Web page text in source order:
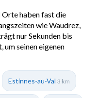
Orte haben fast die
wie Waudrez,
nur Sekunden bis
um seinen eigenen
Estinnes-au-Val 3 km